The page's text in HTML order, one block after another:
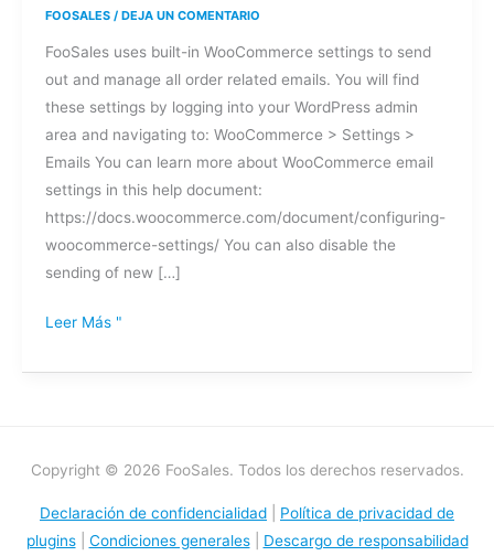
FOOSALES / DEJA UN COMENTARIO
FooSales uses built-in WooCommerce settings to send
out and manage all order related emails. You will find
these settings by logging into your WordPress admin
area and navigating to: WooCommerce > Settings >
Emails You can learn more about WooCommerce email
settings in this help document:
https://docs.woocommerce.com/document/configuring-
woocommerce-settings/ You can also disable the
sending of new […]
los
correos
electrónicos
de
los
pedidos?
Leer Más "
Copyright © 2026 FooSales. Todos los derechos reservados.
Declaración de confidencialidad
Política de privacidad de
plugins| Condiciones generales| Descargo de responsabilidad